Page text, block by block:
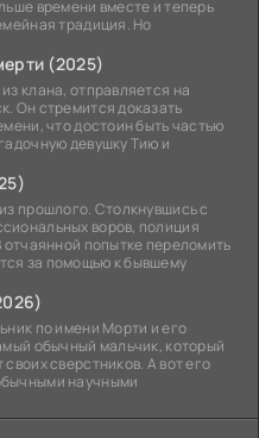
времени вместе и теперь
традиция. Но
(2025)
клана, отправляется на
Он стремится доказать
что достоин быть частью
девушку Тию и
прошлого. Столкнувшись с
воров, полиция
отчаянной попытке переломить
за помощью к бывшему
по имени Морти и его
обычный мальчик, который
сверстников. А вот его
научными